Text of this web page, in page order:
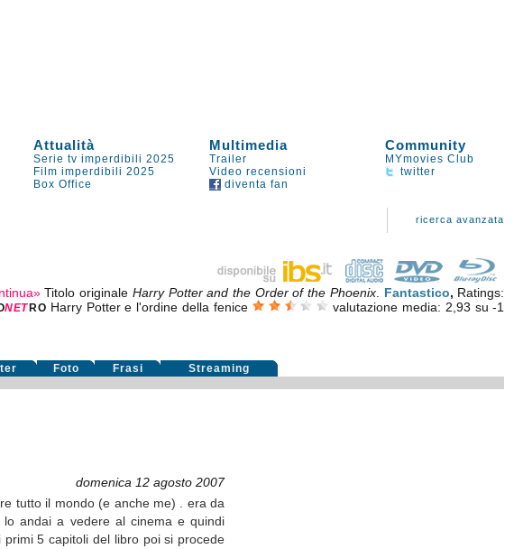
Attualità Multimedia Community
Serie tv imperdibili 2025 Trailer
MYmovies Club
Film imperdibili 2025 Video recensioni
twitter
Box Office diventa fan
ricerca avanzata
Titolo originale Harry Potter and the Order of the Phoenix. Fantastico, Ratings:
NET RO Harry Potter e l'ordine della fenice valutazione media: 2,93 su-1
Foto Frasi Streaming
domenica 12 agosto 2007
tutto il mondo (e anche me) . era da
andai a vedere al cinema e quindi
5 capitoli del libro poi si procede